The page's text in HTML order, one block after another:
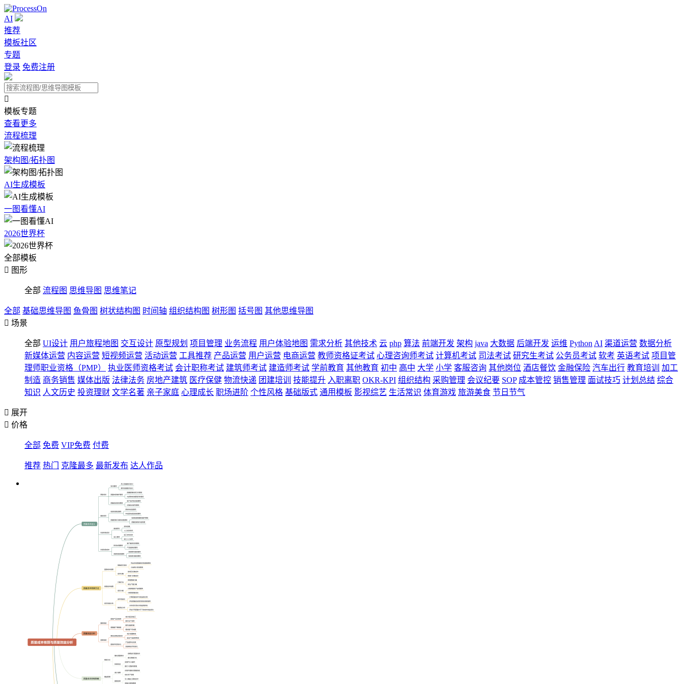
AI
推荐
模板社区
专题
登录 免费注册

模板专题
查看更多
流程梳理
架构图/拓扑图
AI生成模板
一图看懂AI
2026世界杯
全部模板
 图形
全部 流程图 思维导图 思维笔记
全部 基础思维导图 鱼骨图 树状结构图 时间轴 组织结构图 树形图 括号图 其他思维导图
 场景
全部 UI设计 用户旅程地图 交互设计 原型规划 项目管理 业务流程 用户体验地图 需求分析 其他技术 云 php 算法 前端开发 架构 java 大数据 后端开发 运维 Python AI 渠道运营 数据分析
新媒体运营 内容运营 短视频运营 活动运营 工具推荐 产品运营 用户运营 电商运营 教师资格证考试 心理咨询师考试 计算机考试 司法考试 研究生考试 公务员考试 软考 英语考试 项目管
理师职业资格（PMP）
执业医师资格考试 会计职称考试 建筑师考试 建造师考试 学前教育 其他教育 初中 高中 大学 小学 客服咨询 其他岗位 酒店餐饮 金融保险 汽车出行 教育培训
加工
制造 商务销售 媒体出版 法律法务 房地产建筑 医疗保健 物流快递 团建培训 技能提升 入职离职 OKR-KPI 组织结构 采购管理 会议纪要 SOP 成本管控 销售管理 面试技巧 计划总结 综合
知识 人文历史 投资理财 文学名著 亲子家庭 心理成长 职场进阶 个性风格 基础版式 通用模板 影视综艺 生活常识 体育游戏 旅游美食 节日节气
 展开
 价格
全部 免费 VIP免费 付费
推荐 热门 克隆最多 最新发布 达人作品